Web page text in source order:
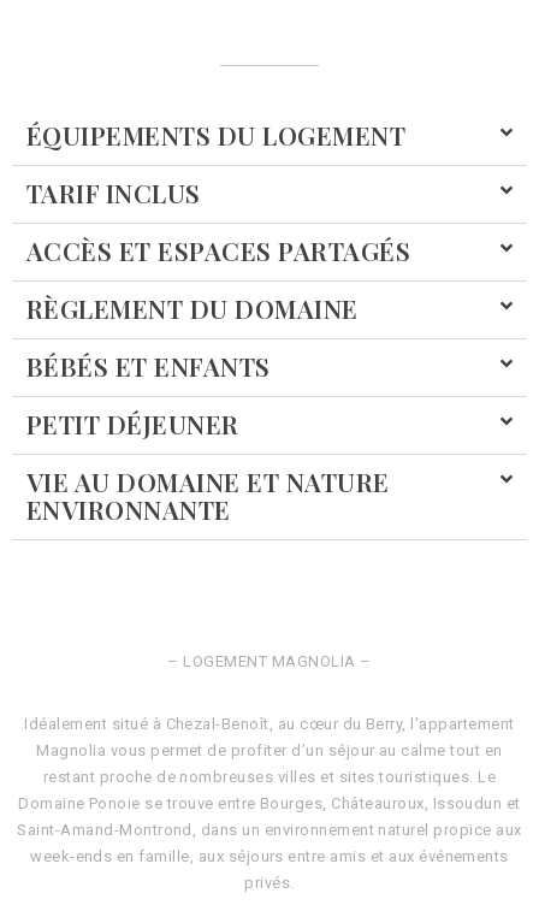
ÉQUIPEMENTS DU LOGEMENT
TARIF INCLUS
ACCÈS ET ESPACES PARTAGÉS
RÈGLEMENT DU DOMAINE
BÉBÉS ET ENFANTS
PETIT DÉJEUNER
VIE AU DOMAINE ET NATURE
ENVIRONNANTE
– LOGEMENT MAGNOLIA –
Idéalement situé à Chezal-Benoît, au cœur du Berry, l’appartement
Magnolia vous permet de profiter d’un séjour au calme tout en
restant proche de nombreuses villes et sites touristiques. Le
Domaine Ponoie se trouve entre Bourges, Châteauroux, Issoudun et
Saint-Amand-Montrond, dans un environnement naturel propice aux
week-ends en famille, aux séjours entre amis et aux événements
privés.